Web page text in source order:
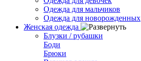
Одежда для мальчиков
Одежда для новорожденных
Женская одежда
Блузки / рубашки
Боди
Брюки